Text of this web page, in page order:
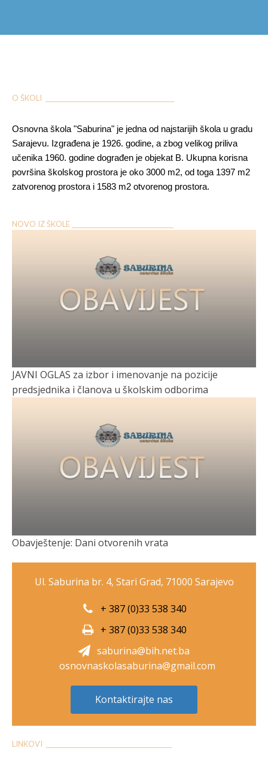
O ŠKOLI ___________________________________________
Osnovna škola "Saburina" je jedna od najstarijih škola u gradu
Sarajevu. Izgrađena je 1926. godine, a zbog velikog priliva
učenika 1960. godine dograđen je objekat B. Ukupna korisna
površina školskog prostora je oko 3000 m2, od toga 1397 m2
zatvorenog prostora i 1583 m2 otvorenog prostora.
NOVO IZ ŠKOLE __________________________________
JAVNI OGLAS za izbor i imenovanje na pozicije
predsjednika i članova u školskim odborima
Obavještenje: Dani otvorenih vrata
Ul. Saburina br. 4, Stari Grad, 71000 Sarajevo
+ 387 (0)33 538 340
+ 387 (0)33 538 340
saburina@bih.net.ba
osnovnaskolasaburina@gmail.com
Kontaktirajte nas
LINKOVI __________________________________________